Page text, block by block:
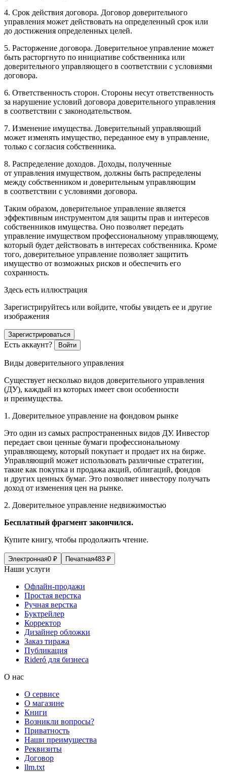
4. Срок действия договора. Договор доверительного
управления может действовать на определенный срок или
до достижения определенных целей.
5. Расторжение договора. Доверительное управление может
быть расторгнуто по инициативе собственника или
доверительного управляющего в соответствии с условиями
договора.
6. Ответственность сторон. Стороны несут ответственность
за нарушение условий договора доверительного управления
в соответствии с законодательством.
7. Изменение имущества. Доверительный управляющий
может изменять имущество, переданное ему в управление,
только с согласия собственника.
8. Распределение доходов. Доходы, полученные
от управления имуществом, должны быть распределены
между собственником и доверительным управляющим
в соответствии с условиями договора.
Таким образом, доверительное управление является
эффективным инструментом для защиты прав и интересов
собственников имущества. Оно позволяет передать
управление имуществом профессиональному управляющему,
который будет действовать в интересах собственника. Кроме
того, доверительное управление позволяет защитить
имущество от возможных рисков и обеспечить его
сохранность.
Здесь есть иллюстрация
Зарегистрируйтесь или войдите, чтобы увидеть ее и другие
изображения
Зарегистрироваться
Есть аккаунт? Войти
Виды доверительного управления
Существует несколько видов доверительного управления
(ДУ), каждый из которых имеет свои особенности
и преимущества.
1. Доверительное управление на фондовом рынке
Это один из самых распространенных видов ДУ. Инвестор
передает свои ценные бумаги профессиональному
управляющему, который покупает и продает их на бирже.
Управляющий может использовать различные стратегии,
такие как покупка и продажа акций, облигаций, фондов
и других ценных бумаг. Это позволяет инвестору получать
доход от изменения цен на рынке.
2. Доверительное управление недвижимостью
Бесплатный фрагмент закончился.
Купите книгу, чтобы продолжить чтение.
Электронная0 ₽ Печатная483 ₽
Наши услуги
Офлайн-продажи
Простая верстка
Ручная верстка
Буктрейлер
Корректор
Дизайнер обложки
Заказ тиража
Публикация
Rideró для бизнеса
О нас
О сервисе
О магазине
Книги
Возникли вопросы?
Приватность
Наши преимущества
Реквизиты
Договор
llm.txt